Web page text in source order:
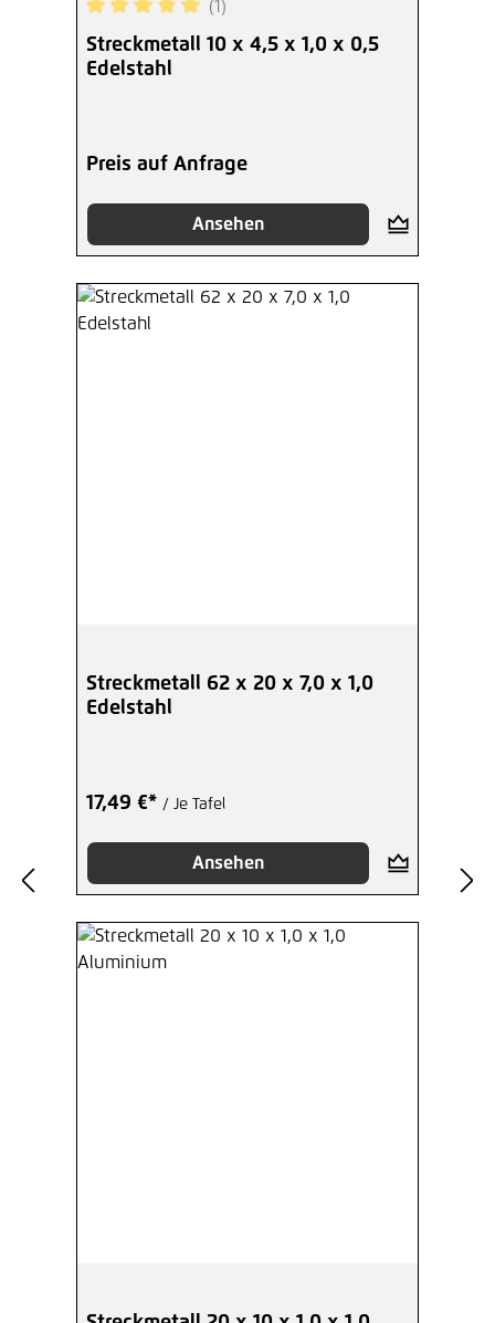
Durchschnittliche Bewertung von 5 von 5
(1)
Streckmetall 10 x 4,5 x 1,0 x 0,5
Edelstahl
Preis auf Anfrage
Ansehen
Streckmetall 62 x 20 x 7,0 x 1,0
Edelstahl
17,49 €* / Je Tafel
Ansehen